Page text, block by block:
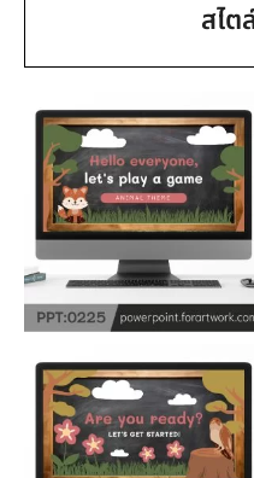
สไ